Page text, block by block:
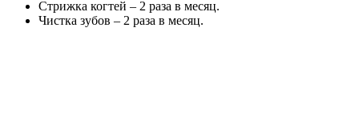
Стрижка когтей – 2 раза в месяц.
Чистка зубов – 2 раза в месяц.